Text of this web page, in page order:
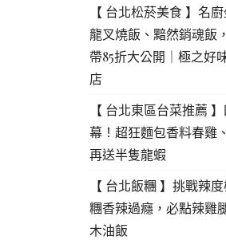
【 台北松菸美食 】名
龍叉燒飯、黯然銷魂飯
帶85折大公開｜極之好
店
【 台北東區台菜推薦
幕！超狂麵包香料春雞
再送半隻龍蝦
【 台北飯糰 】挑戰辣
糰香辣過癮，必點辣雞
木油飯